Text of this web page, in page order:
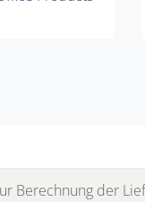
Berechnung der